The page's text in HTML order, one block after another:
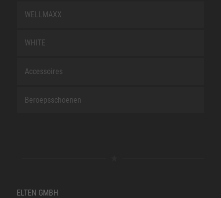
WELLMAXX
WHITE
Accessoires
Beroepsschoenen
ELTEN GMBH